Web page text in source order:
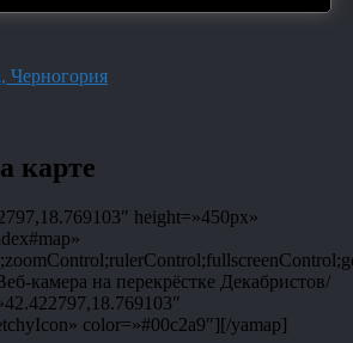
карте
height=»450px»
камера на перекрёстке Декабристов/
color=»#00c2a9″][/yamap]